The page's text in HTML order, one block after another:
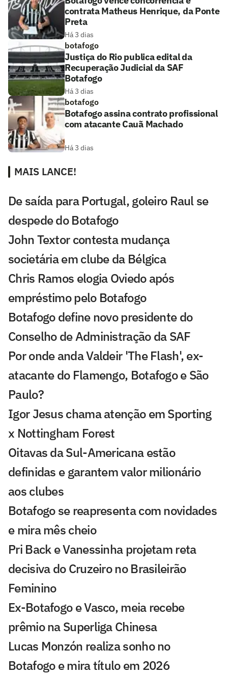
contrata Matheus Henrique, da Ponte
Preta
Há 3 dias
botafogo
Justiça do Rio publica edital da
Recuperação Judicial da SAF
Botafogo
Há 3 dias
botafogo
Botafogo assina contrato profissional
com atacante Cauã Machado
Há 3 dias
MAIS LANCE!
De saída para Portugal, goleiro Raul se
despede do Botafogo
John Textor contesta mudança
societária em clube da Bélgica
Chris Ramos elogia Oviedo após
empréstimo pelo Botafogo
Botafogo define novo presidente do
Conselho de Administração da SAF
Por onde anda Valdeir 'The Flash', ex-
atacante do Flamengo, Botafogo e São
Paulo?
Igor Jesus chama atenção em Sporting
x Nottingham Forest
Oitavas da Sul-Americana estão
definidas e garantem valor milionário
aos clubes
Botafogo se reapresenta com novidades
e mira mês cheio
Pri Back e Vanessinha projetam reta
decisiva do Cruzeiro no Brasileirão
Feminino
Ex-Botafogo e Vasco, meia recebe
prêmio na Superliga Chinesa
Lucas Monzón realiza sonho no
Botafogo e mira título em 2026